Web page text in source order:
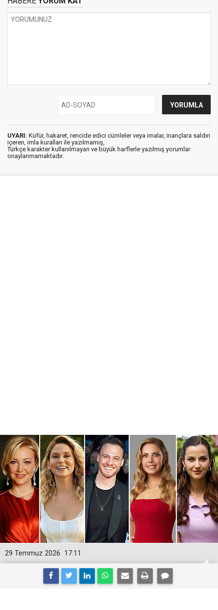
UYARI: Küfür, hakaret, rencide edici cümleler veya imalar, inançlara saldırı
içeren, imla kuralları ile yazılmamış,
Türkçe karakter kullanılmayan ve büyük harflerle yazılmış yorumlar
onaylanmamaktadır.
17:11
29 Temmuz 2026